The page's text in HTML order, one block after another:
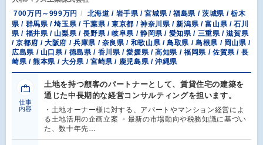
700万円～999万円
北海道 / 岩手県 / 宮城県 / 福島県 / 茨城県 / 栃木
県 / 群馬県 / 埼玉県 / 千葉県 / 東京都 / 神奈川県 / 新潟県 / 富山県 / 石川
県 / 福井県 / 山梨県 / 長野県 / 岐阜県 / 静岡県 / 愛知県 / 三重県 / 滋賀県
/ 京都府 / 大阪府 / 兵庫県 / 奈良県 / 和歌山県 / 鳥取県 / 島根県 / 岡山県 /
広島県 / 山口県 / 徳島県 / 香川県 / 愛媛県 / 高知県 / 福岡県 / 佐賀県 / 長
崎県 / 熊本県 / 大分県 / 宮崎県 / 鹿児島県 / 沖縄県
仕事
内容
土地を持つ顧客のパートナーとして、賃貸住宅の建築を
通じた中長期的な経営コンサルティングを担います。
・土地オーナー様に対する、アパートやマンション経営によ
る土地活用の企画立案 ・最新の市場動向や税務知識に基づい
た、数十年先…